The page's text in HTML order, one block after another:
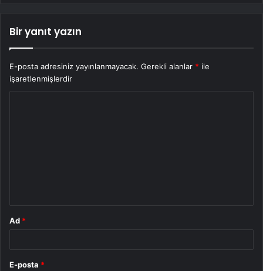
Bir yanıt yazın
E-posta adresiniz yayınlanmayacak. Gerekli alanlar * ile
işaretlenmişlerdir
Ad *
E-posta *